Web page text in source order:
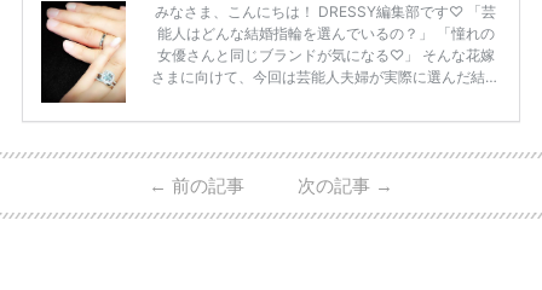
みなさま、こんにちは！ DRESSY編集部です♡ 「芸
能人はどんな結婚指輪を選んでいるの？」 「憧れの
女優さんと同じブランドが気になる♡」 そんな花嫁
さまに向けて、今回は芸能人夫婦が実際に選んだ結婚
ーウィンストンやカルティエ、ティファニーなど世界
日本で人気のブランドまで幅広くご紹介。 さらに、
・愛用している芸能人夫婦 ・リングの特徴や魅力 ・
← 前の記事 次の記事 →